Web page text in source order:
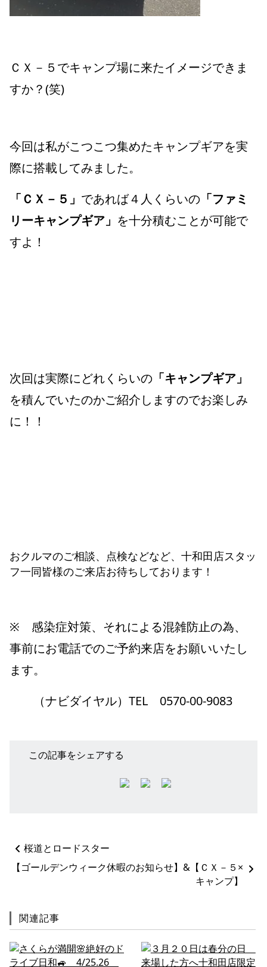
ＣＸ－５でキャンプ場に来たイメージできま
すか？(笑)
今回は私がこつこつ集めたキャンプギアを実
際に搭載してみました。
「ＣＸ－５」 であれば４人くらいの 「ファミ
リーキャンプギア」 を十分積むことが可能で
すよ！
次回は実際にどれくらいの 「キャンプギア」
を積んでいたのかご紹介しますのでお楽しみ
に！！
おクルマのご相談、点検などなど、十和田店スタッ
フ一同皆様のご来店お待ちしております！
※ 感染症対策、それによる混雑防止の為、
事前にお電話でのご予約来店をお願いいたし
ます。
（ナビダイヤル）TEL 0570-00-9083
この記事をシェアする
ー
ジ
%title
桜道とロードスター
【ゴールデンウィーク休暇のお知らせ】&【ＣＸ－５×
キャンプ】
関連記事